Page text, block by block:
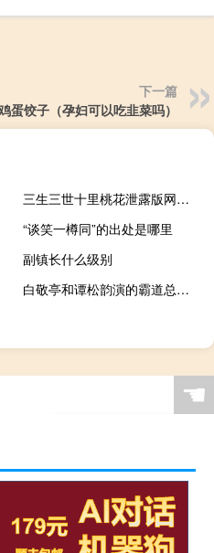
下一篇
蛋饺子（孕妇可以吃韭菜吗）
三生三世十里桃花泄露版网盘百度云 三生三世十里桃花全集4-48泄露版全集bt种子
“谈笑一樽同”的出处是哪里
副镇长什么级别
白敬亭和谭松韵演的霸道总裁电视剧 谭松韵的电视剧有哪些
☚